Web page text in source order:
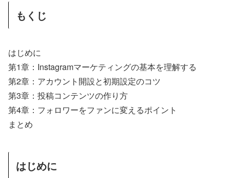
もくじ
はじめに
第1章：Instagramマーケティングの基本を理解する
第2章：アカウント開設と初期設定のコツ
第3章：投稿コンテンツの作り方
第4章：フォロワーをファンに変えるポイント
まとめ
はじめに